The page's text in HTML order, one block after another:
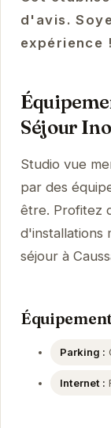
d'avis.
expérience !
Séjour
Studio vue
par des
être. Profitez
d'installations
séjour à
Parking :
Internet :